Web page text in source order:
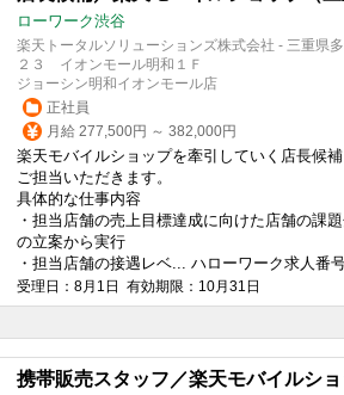
ローワーク渋谷
楽天トータルソリューションズ株式会社 - 三重県
２３ イオンモール明和１Ｆ
ジョーシン明和イオンモール店
正社員
月給 277,500円 ～ 382,000円
楽天モバイルショップを牽引していく店長候
ご担当いただきます。
具体的な仕事内容
・担当店舗の売上目標達成に向けた店舗の課
の立案から実行
・担当店舗の接遇レベ... ハローワーク求人番
受理日：8月1日 有効期限：10月31日
携帯販売スタッフ／楽天モバイルシ